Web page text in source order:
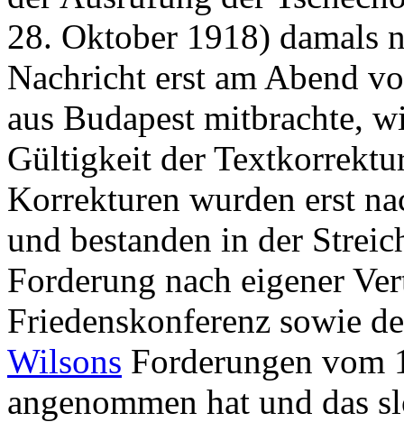
28. Oktober 1918) damals
Nachricht erst am Abend
aus Budapest mitbrachte,
Gültigkeit der
Korrekturen wurden erst
und bestanden in der
Forderung nach eigener
Friedenskonferenz sowie
Wilsons Forderungen vom
angenommen hat und das